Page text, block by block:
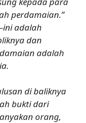
perdamaian.”
adalah
dan
adalah
di baliknya
bukti dari
orang,